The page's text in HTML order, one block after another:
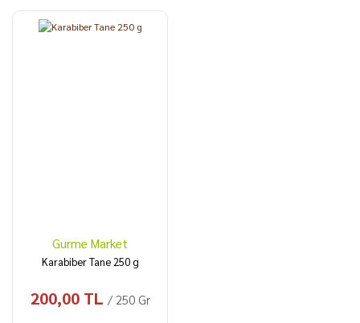
Gurme Market
Karabiber Tane 250 g
200,00 TL / 250 Gr